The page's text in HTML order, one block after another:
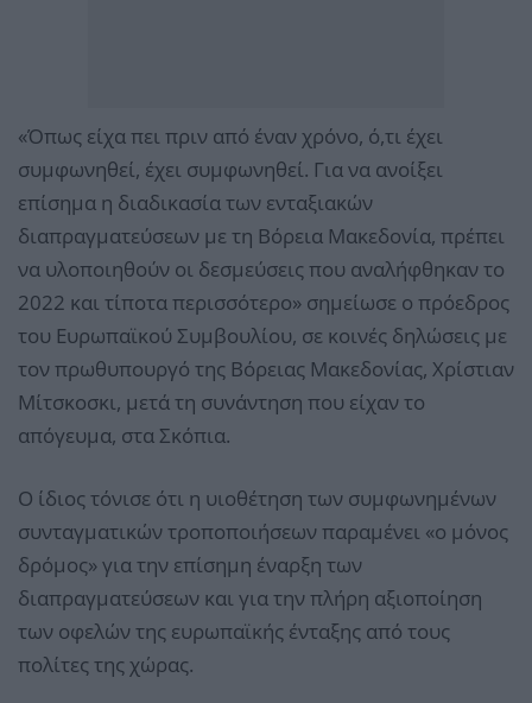
«Όπως είχα πει πριν από έναν χρόνο, ό,τι έχει
συμφωνηθεί, έχει συμφωνηθεί. Για να ανοίξει
επίσημα η διαδικασία των ενταξιακών
διαπραγματεύσεων με τη Βόρεια Μακεδονία, πρέπει
να υλοποιηθούν οι δεσμεύσεις που αναλήφθηκαν το
2022 και τίποτα περισσότερο» σημείωσε ο πρόεδρος
του Ευρωπαϊκού Συμβουλίου, σε κοινές δηλώσεις με
τον πρωθυπουργό της Βόρειας Μακεδονίας, Χρίστιαν
Μίτσκοσκι, μετά τη συνάντηση που είχαν το
απόγευμα, στα Σκόπια.
Ο ίδιος τόνισε ότι η υιοθέτηση των συμφωνημένων
συνταγματικών τροποποιήσεων παραμένει «ο μόνος
δρόμος» για την επίσημη έναρξη των
διαπραγματεύσεων και για την πλήρη αξιοποίηση
των οφελών της ευρωπαϊκής ένταξης από τους
πολίτες της χώρας.